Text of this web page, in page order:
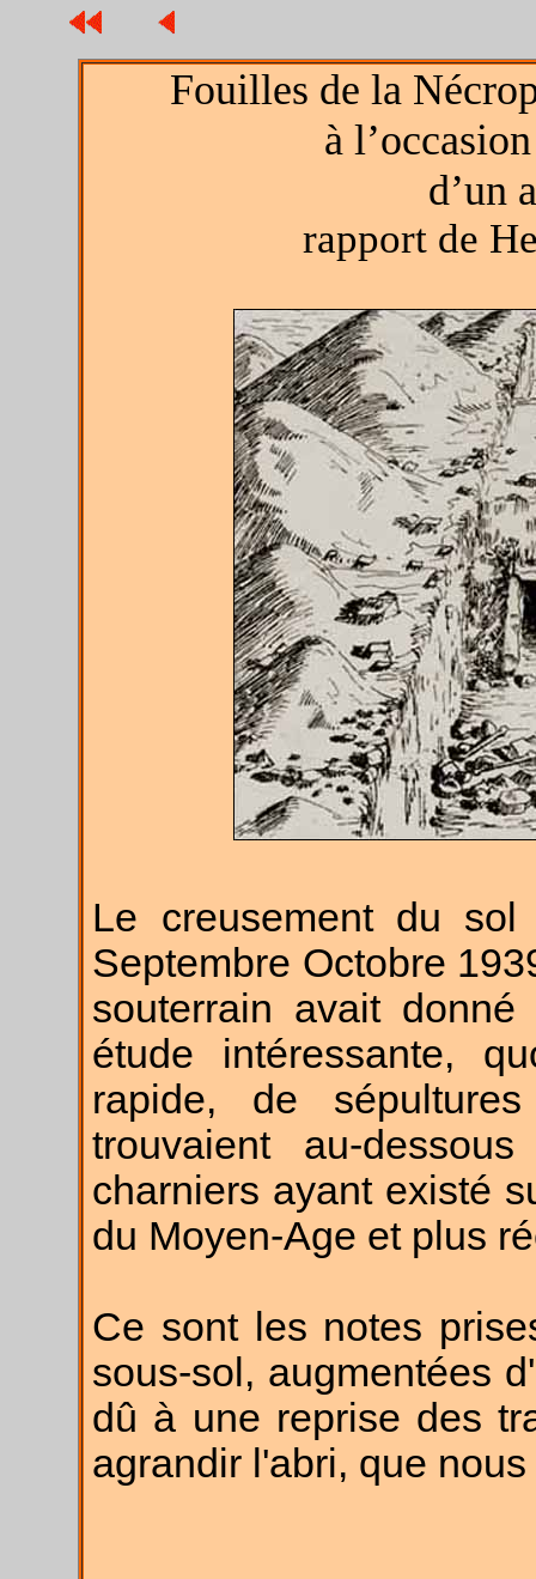
Fouilles de la
à
d’un
rapport de
Le creusement du
Septembre Octobre
souterrain avait
étude intéressante,
rapide, de
trouvaient au-
charniers ayant existé
du Moyen-Age et plus
Ce sont les notes
sous-sol, augmentées
dû à une reprise des
agrandir l'abri, que